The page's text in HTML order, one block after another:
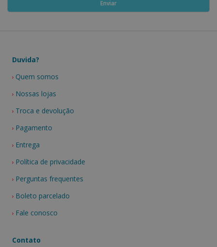
Duvida?
Quem somos
Nossas lojas
Troca e devolução
Pagamento
Entrega
Política de privacidade
Perguntas frequentes
Boleto parcelado
Fale conosco
Contato